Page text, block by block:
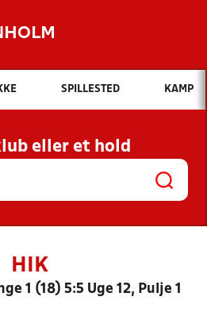
Hvad vil du søge efter?
INDHOLD OG NYHEDER
KLUBBER OG
HOLD
SPILLESTED KAMP
eller et hold
HIK
1 (18) 5:5 Uge 12, Pulje 1